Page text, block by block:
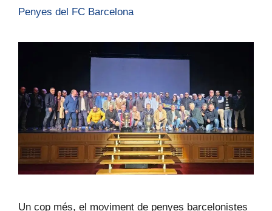
Penyes del FC Barcelona
Un cop més, el moviment de penyes barcelonistes